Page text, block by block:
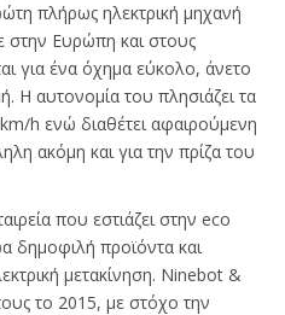
πλήρως ηλεκτρική μηχανή
Ευρώπη και στους
για ένα όχημα εύκολο, άνετο
Η αυτονομία του πλησιάζει τα
h ενώ διαθέτει αφαιρούμενη
ακόμη και για την πρίζα του
που εστιάζει στην eco
δημοφιλή προϊόντα και
μετακίνηση. Ninebot &
το 2015, με στόχο την